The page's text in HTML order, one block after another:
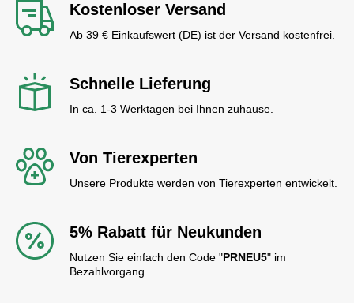
Kostenloser Versand
Ab 39 € Einkaufswert (DE) ist der Versand kostenfrei.
Schnelle Lieferung
In ca. 1-3 Werktagen bei Ihnen zuhause.
Von Tierexperten
Unsere Produkte werden von Tierexperten entwickelt.
5% Rabatt für Neukunden
Nutzen Sie einfach den Code "PRNEU5" im
Bezahlvorgang.